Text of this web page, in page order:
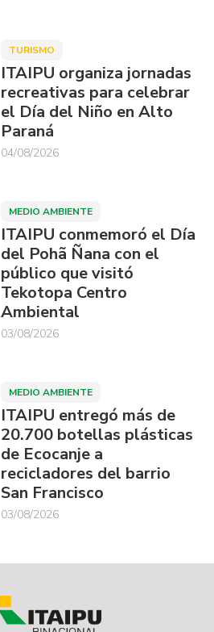
TURISMO
ITAIPU organiza jornadas
recreativas para celebrar
el Día del Niño en Alto
Paraná
04/08/2026
MEDIO AMBIENTE
ITAIPU conmemoró el Día
del Pohã Ñana con el
público que visitó
Tekotopa Centro
Ambiental
03/08/2026
MEDIO AMBIENTE
ITAIPU entregó más de
20.700 botellas plásticas
de Ecocanje a
recicladores del barrio
San Francisco
03/08/2026